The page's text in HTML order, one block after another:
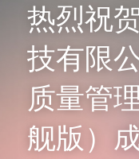
企业动态
热烈祝
技有限
质量管
舰版）